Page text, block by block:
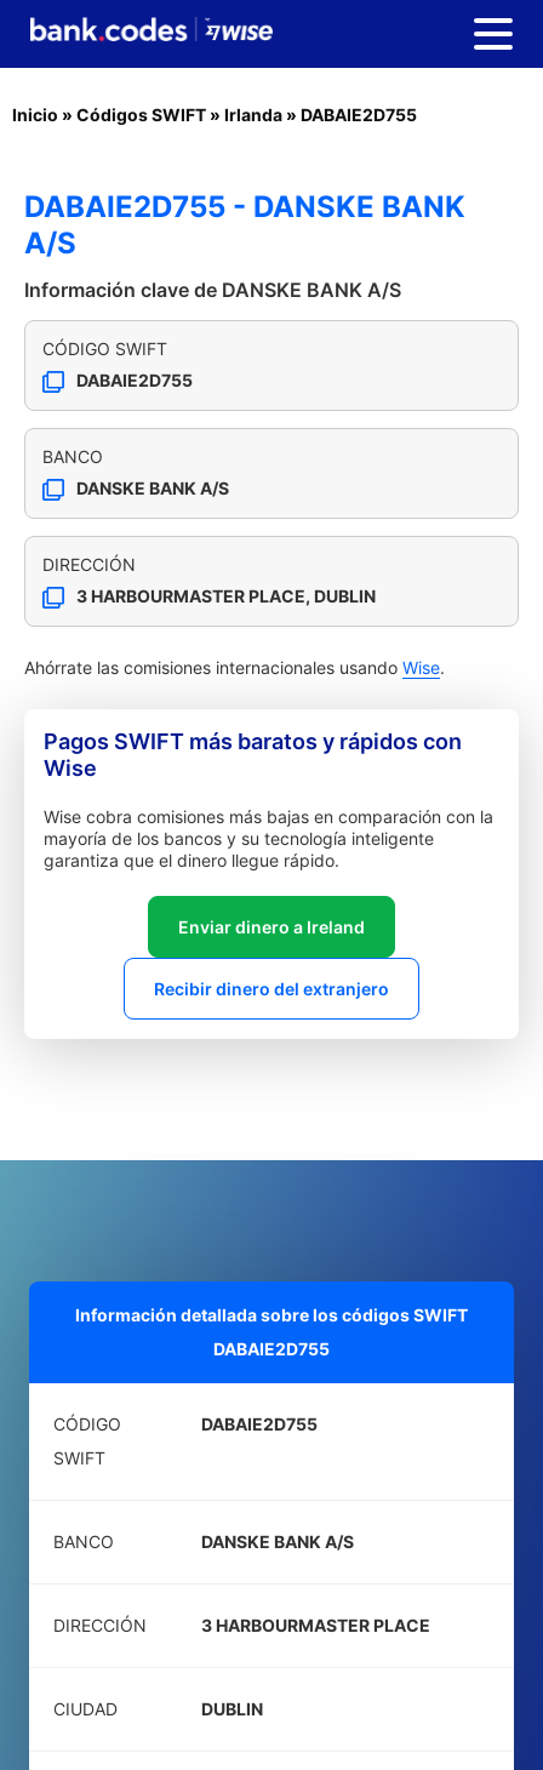
Inicio » Códigos SWIFT » Irlanda » DABAIE2D755
DABAIE2D755 - DANSKE BANK
A/S
Información clave de DANSKE BANK A/S
CÓDIGO SWIFT
DABAIE2D755
BANCO
DANSKE BANK A/S
DIRECCIÓN
3 HARBOURMASTER PLACE, DUBLIN
Ahórrate las comisiones internacionales usando Wise.
Pagos SWIFT más baratos y rápidos con
Wise
Wise cobra comisiones más bajas en comparación con la
mayoría de los bancos y su tecnología inteligente
garantiza que el dinero llegue rápido.
Enviar dinero a Ireland
Recibir dinero del extranjero
Información detallada sobre los códigos SWIFT
DABAIE2D755
CÓDIGO
SWIFT
DABAIE2D755
BANCO DANSKE BANK A/S
DIRECCIÓN 3 HARBOURMASTER PLACE
CIUDAD DUBLIN